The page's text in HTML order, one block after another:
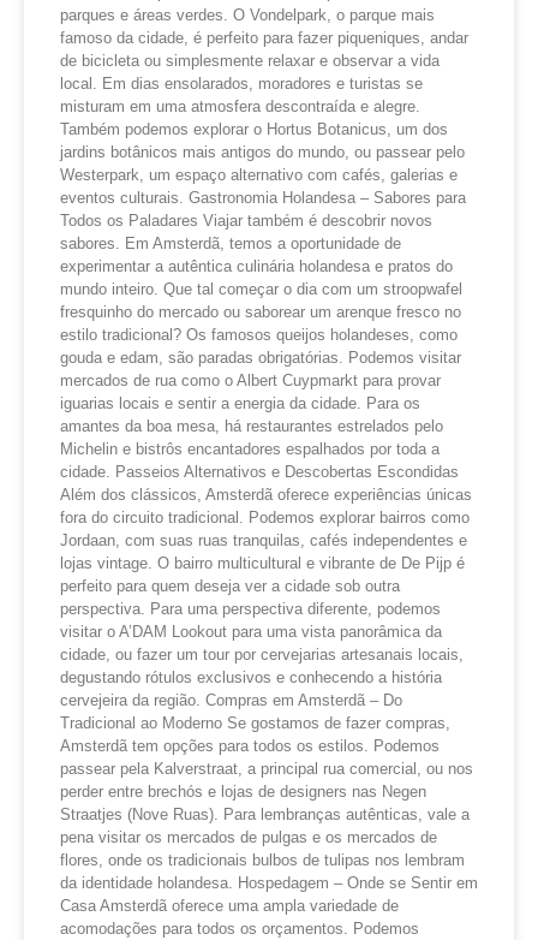
parques e áreas verdes. O Vondelpark, o parque mais
famoso da cidade, é perfeito para fazer piqueniques, andar
de bicicleta ou simplesmente relaxar e observar a vida
local. Em dias ensolarados, moradores e turistas se
misturam em uma atmosfera descontraída e alegre.
Também podemos explorar o Hortus Botanicus, um dos
jardins botânicos mais antigos do mundo, ou passear pelo
Westerpark, um espaço alternativo com cafés, galerias e
eventos culturais. Gastronomia Holandesa – Sabores para
Todos os Paladares Viajar também é descobrir novos
sabores. Em Amsterdã, temos a oportunidade de
experimentar a autêntica culinária holandesa e pratos do
mundo inteiro. Que tal começar o dia com um stroopwafel
fresquinho do mercado ou saborear um arenque fresco no
estilo tradicional? Os famosos queijos holandeses, como
gouda e edam, são paradas obrigatórias. Podemos visitar
mercados de rua como o Albert Cuypmarkt para provar
iguarias locais e sentir a energia da cidade. Para os
amantes da boa mesa, há restaurantes estrelados pelo
Michelin e bistrôs encantadores espalhados por toda a
cidade. Passeios Alternativos e Descobertas Escondidas
Além dos clássicos, Amsterdã oferece experiências únicas
fora do circuito tradicional. Podemos explorar bairros como
Jordaan, com suas ruas tranquilas, cafés independentes e
lojas vintage. O bairro multicultural e vibrante de De Pijp é
perfeito para quem deseja ver a cidade sob outra
perspectiva. Para uma perspectiva diferente, podemos
visitar o A’DAM Lookout para uma vista panorâmica da
cidade, ou fazer um tour por cervejarias artesanais locais,
degustando rótulos exclusivos e conhecendo a história
cervejeira da região. Compras em Amsterdã – Do
Tradicional ao Moderno Se gostamos de fazer compras,
Amsterdã tem opções para todos os estilos. Podemos
passear pela Kalverstraat, a principal rua comercial, ou nos
perder entre brechós e lojas de designers nas Negen
Straatjes (Nove Ruas). Para lembranças autênticas, vale a
pena visitar os mercados de pulgas e os mercados de
flores, onde os tradicionais bulbos de tulipas nos lembram
da identidade holandesa. Hospedagem – Onde se Sentir em
Casa Amsterdã oferece uma ampla variedade de
acomodações para todos os orçamentos. Podemos